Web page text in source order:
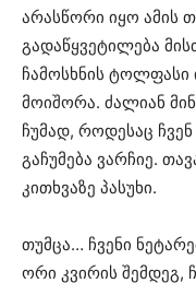
არასწორი იყო ამის
გადაწყვეტილება
ჩამოსხნის ტოლფასი
მოიშორა. ძალიან
ჩუმად, როდესაც
გაჩუმება ვარჩიე.
კითხვაზე პასუხი.
თუმცა… ჩვენი
ორი კვირის შემდეგ,